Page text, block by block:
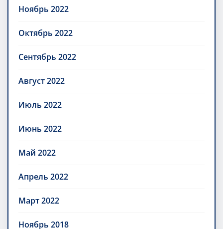
Ноябрь 2022
Октябрь 2022
Сентябрь 2022
Август 2022
Июль 2022
Июнь 2022
Май 2022
Апрель 2022
Март 2022
Ноябрь 2018